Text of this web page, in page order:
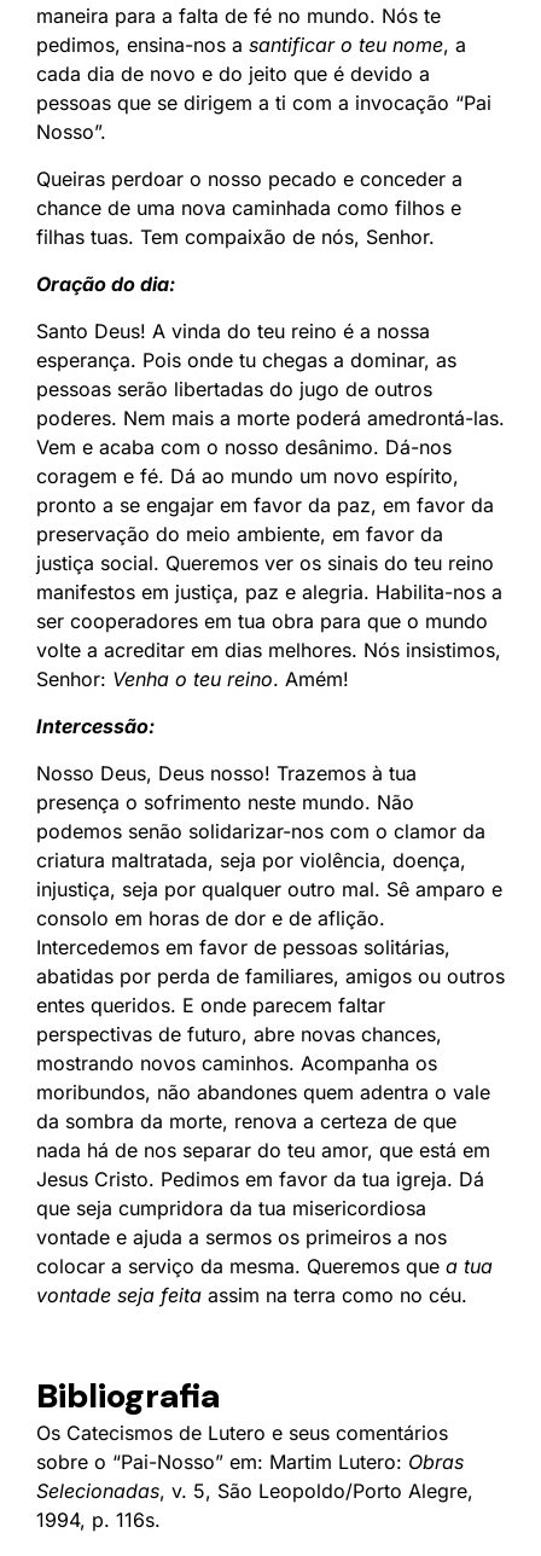
maneira para a falta de fé no mundo. Nós te
pedimos, ensina-nos a santificar o teu nome, a
cada dia de novo e do jeito que é devido a
pessoas que se dirigem a ti com a invocação “Pai
Nosso”.
Queiras perdoar o nosso pecado e conceder a
chance de uma nova caminhada como filhos e
filhas tuas. Tem compaixão de nós, Senhor.
Oração do dia:
Santo Deus! A vinda do teu reino é a nossa
esperança. Pois onde tu chegas a dominar, as
pessoas serão libertadas do jugo de outros
poderes. Nem mais a morte poderá amedrontá-las.
Vem e acaba com o nosso desânimo. Dá-nos
coragem e fé. Dá ao mundo um novo espírito,
pronto a se engajar em favor da paz, em favor da
preservação do meio ambiente, em favor da
justiça social. Queremos ver os sinais do teu reino
manifestos em justiça, paz e alegria. Habilita-nos a
ser cooperadores em tua obra para que o mundo
volte a acreditar em dias melhores. Nós insistimos,
Senhor: Venha o teu reino. Amém!
Intercessão:
Nosso Deus, Deus nosso! Trazemos à tua
presença o sofrimento neste mundo. Não
podemos senão solidarizar-nos com o clamor da
criatura maltratada, seja por violência, doença,
injustiça, seja por qualquer outro mal. Sê amparo e
consolo em horas de dor e de aflição.
Intercedemos em favor de pessoas solitárias,
abatidas por perda de familiares, amigos ou outros
entes queridos. E onde parecem faltar
perspectivas de futuro, abre novas chances,
mostrando novos caminhos. Acompanha os
moribundos, não abandones quem adentra o vale
da sombra da morte, renova a certeza de que
nada há de nos separar do teu amor, que está em
Jesus Cristo. Pedimos em favor da tua igreja. Dá
que seja cumpridora da tua misericordiosa
vontade e ajuda a sermos os primeiros a nos
colocar a serviço da mesma. Queremos que a tua
vontade seja feita assim na terra como no céu.
Bibliografia
Os Catecismos de Lutero e seus comentários
sobre o “Pai-Nosso” em: Martim Lutero: Obras
Selecionadas, v. 5, São Leopoldo/Porto Alegre,
1994, p. 116s.